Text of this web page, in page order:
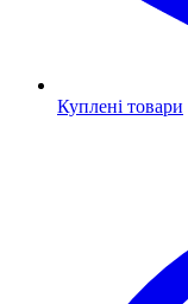
Куплені товари